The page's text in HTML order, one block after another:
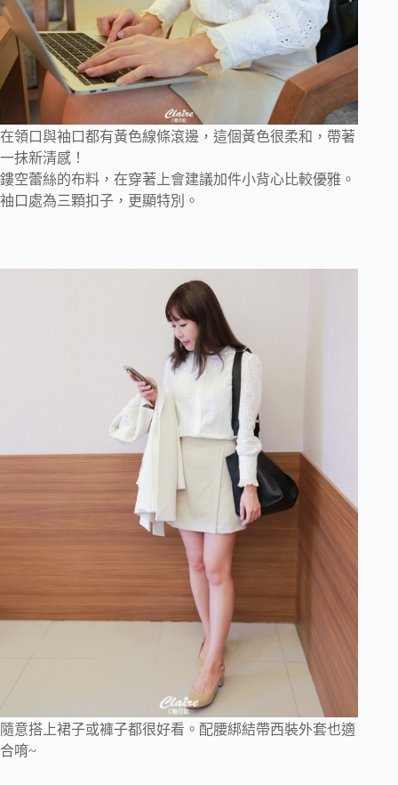
在領口與袖口都有黃色線條滾邊，這個黃色很柔和，帶著
一抹新清感！
鏤空蕾絲的布料，在穿著上會建議加件小背心比較優雅。
袖口處為三顆扣子，更顯特別。
隨意搭上裙子或褲子都很好看。配腰綁結帶西裝外套也適
合唷~